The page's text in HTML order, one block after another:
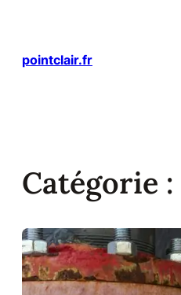
pointclair.fr
Catégorie :